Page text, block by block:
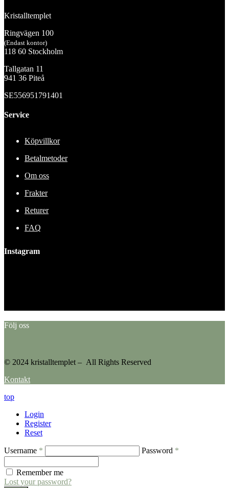
Kristalltemplet
Ringvägen 100
(Endast kontor)
118 60 Stockholm
Tallgatan 11
941 36 Piteå
SE556951791401
Service
Köpvillkor
Betalmetoder
Om oss
Frakter
Returer
FAQ
Instagram
Följ oss
© 2024 kristalltemplet – All Rights Reserved
Kontakt
top
Login
Register
Reset
Username * Password *
Remember me
Lost your password?